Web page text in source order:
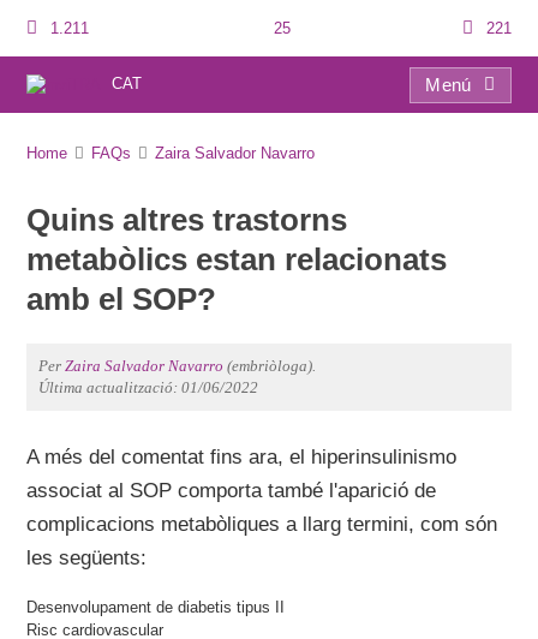
1.211 25 221
CAT
Menú
Home FAQs Zaira Salvador Navarro
Quins altres trastorns
metabòlics estan relacionats
amb el SOP?
PerZaira Salvador Navarro (embriòloga).
Última actualització: 01/06/2022
A més del comentat fins ara, el hiperinsulinismo
associat al SOP comporta també l'aparició de
complicacions metabòliques a llarg termini, com són
les següents:
Desenvolupament de diabetis tipus II
Risc cardiovascular